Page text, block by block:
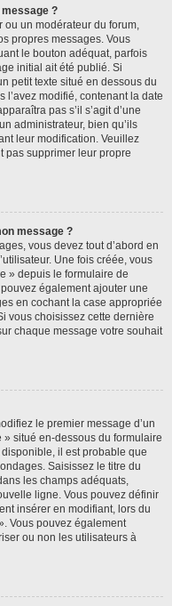
?
ou un modérateur du forum,
propres messages. Vous
le bouton adéquat, parfois
initial ait été publié. Si
petit texte situé en dessous du
l’avez modifié, contenant la date
pas s’il s’agit d’une
administrateur, bien qu’ils
leur modification. Veuillez
pas supprimer leur propre
message ?
vous devez tout d’abord en
Une fois créée, vous
» depuis le formulaire de
également ajouter une
en cochant la case appropriée
vous choisissez cette dernière
chaque message votre souhait
le premier message d’un
situé en-dessous du formulaire
il est probable que
Saisissez le titre du
les champs adéquats,
ligne. Vous pouvez définir
insérer en modifiant, lors du
Vous pouvez également
ou non les utilisateurs à